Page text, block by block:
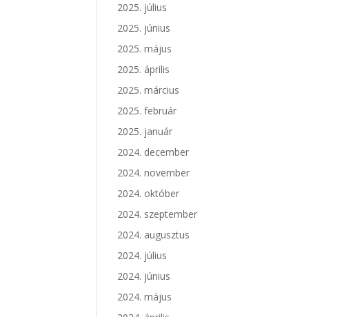
2025. július
2025. június
2025. május
2025. április
2025. március
2025. február
2025. január
2024. december
2024. november
2024. október
2024. szeptember
2024. augusztus
2024. július
2024. június
2024. május